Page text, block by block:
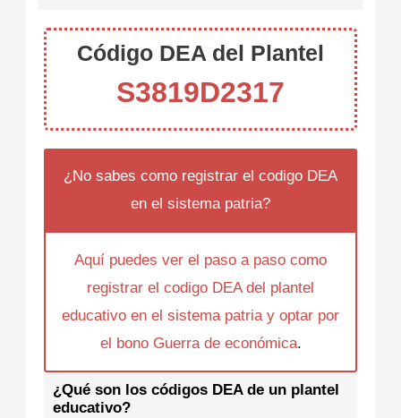
Código DEA del Plantel
S3819D2317
¿No sabes como registrar el codigo DEA
en el sistema patria?
Aquí puedes ver el paso a paso como
registrar el codigo DEA del plantel
educativo en el sistema patria y optar por
el bono Guerra de económica.
¿Qué son los códigos DEA de un plantel
educativo?